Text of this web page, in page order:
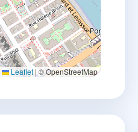
Leaflet | © OpenStreetMap